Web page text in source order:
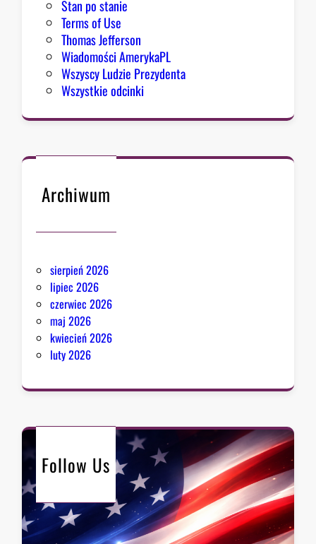
Stan po stanie
Terms of Use
Thomas Jefferson
Wiadomości AmerykaPL
Wszyscy Ludzie Prezydenta
Wszystkie odcinki
Archiwum
sierpień 2026
lipiec 2026
czerwiec 2026
maj 2026
kwiecień 2026
luty 2026
Follow Us